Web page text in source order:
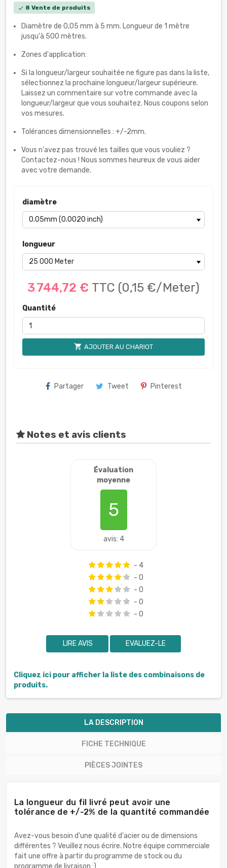
check 8 Vente de produits
Diamètre de 0,05 mm à 5 mm. Longueur de 1 mètre
jusqu'à 500 mètres.
Zones d'application:
Si la longueur/largeur souhaitée ne figure pas dans la liste,
sélectionnez la prochaine longueur/largeur supérieure.
Laissez un commentaire sur votre commande avec la
longueur/largeur que vous souhaitez. Nous coupons selon
vos mesures.
Tolérances dimensionnelles : +/-2mm.
Vous n'avez pas trouvé les tailles que vous vouliez ?
Contactez-nous ! Nous sommes heureux de vous aider
avec votre demande.
diamètre
longueur
3 744,72 € TTC (0,15 €/Meter)
Quantité
shopping_cart AJOUTER AU CHARIOT
Partager Tweet Pinterest
Notes et avis clients
Évaluation
moyenne
5
avis: 4
- 4
- 0
- 0
- 0
- 0
LIRE AVIS EVALUEZ-LE
Cliquez ici pour afficher la liste des combinaisons de
produits.
LA DESCRIPTION
FICHE TECHNIQUE
PIÈCES JOINTES
La longueur du fil livré peut avoir une
tolérance de +/-2% de la quantité commandée
Avez-vous besoin d'une qualité d'acier ou de dimensions
différentes ? Veuillez nous écrire. Notre équipe commerciale
fait une offre à partir du programme de stock ou du